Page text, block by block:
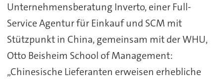
Unternehmensberatung Inverto, einer Full-
Service Agentur für Einkauf und SCM mit
Stützpunkt in China, gemeinsam mit der WHU,
Otto Beisheim School of Management:
„Chinesische Lieferanten erweisen erhebliche